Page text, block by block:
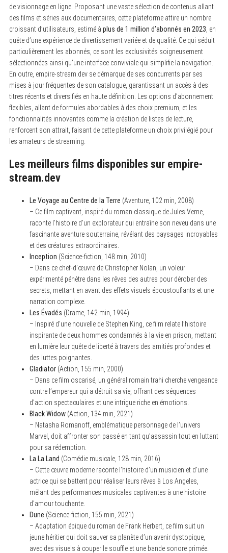
de visionnage en ligne. Proposant une vaste sélection de contenus allant
des films et séries aux documentaires, cette plateforme attire un nombre
croissant d’utilisateurs, estimé à plus de 1 million d’abonnés en 2023 , en
quête d’une expérience de divertissement variée et de qualité. Ce qui séduit
particulièrement les abonnés, ce sont les exclusivités soigneusement
sélectionnées ainsi qu’une interface conviviale qui simplifie la navigation.
En outre, empire-stream.dev se démarque de ses concurrents par ses
mises à jour fréquentes de son catalogue, garantissant un accès à des
titres récents et diversifiés en haute définition. Les options d’abonnement
flexibles, allant de formules abordables à des choix premium, et les
fonctionnalités innovantes comme la création de listes de lecture,
renforcent son attrait, faisant de cette plateforme un choix privilégié pour
les amateurs de streaming.
Les meilleurs films disponibles sur empire-
stream.dev
Le Voyage au Centre de la Terre (Aventure, 102 min, 2008)
– Ce film captivant, inspiré du roman classique de Jules Verne,
raconte l’histoire d’un explorateur qui entraîne son neveu dans une
fascinante aventure souterraine, révélant des paysages incroyables
et des créatures extraordinaires.
Inception (Science-fiction, 148 min, 2010)
– Dans ce chef-d’œuvre de Christopher Nolan, un voleur
expérimenté pénètre dans les rêves des autres pour dérober des
secrets, mettant en avant des effets visuels époustouflants et une
narration complexe.
Les Évadés (Drame, 142 min, 1994)
– Inspiré d’une nouvelle de Stephen King, ce film relate l’histoire
inspirante de deux hommes condamnés à la vie en prison, mettant
en lumière leur quête de liberté à travers des amitiés profondes et
des luttes poignantes.
Gladiator(Action, 155 min, 2000)
– Dans ce film oscarisé, un général romain trahi cherche vengeance
contre l’empereur qui a détruit sa vie, offrant des séquences
d’action spectaculaires et une intrigue riche en émotions.
Black Widow(Action, 134 min, 2021)
– Natasha Romanoff, emblématique personnage de l’univers
Marvel, doit affronter son passé en tant qu’assassin tout en luttant
pour sa rédemption.
La La Land (Comédie musicale, 128 min, 2016)
– Cette œuvre moderne raconte l’histoire d’un musicien et d’une
actrice qui se battent pour réaliser leurs rêves à Los Angeles,
mêlant des performances musicales captivantes à une histoire
d’amour touchante.
Dune (Science-fiction, 155 min, 2021)
– Adaptation épique du roman de Frank Herbert, ce film suit un
jeune héritier qui doit sauver sa planète d’un avenir dystopique,
avec des visuels à couper le souffle et une bande sonore primée.